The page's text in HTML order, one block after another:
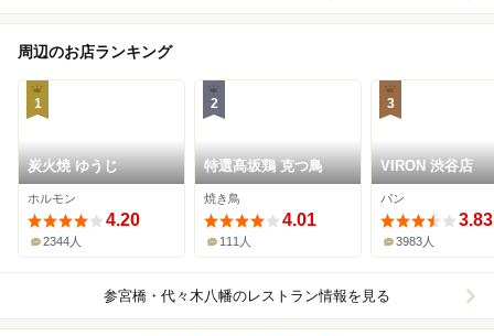
周辺のお店ランキング
1
炭火焼 ゆうじ
ホルモン
4.20
2344人
2
特選髙坂鶏 克つ鳥
焼き鳥
4.01
111人
3
VIRON 渋谷店
パン
3.83
3983人
参宮橋・代々木八幡のレストラン情報を見る